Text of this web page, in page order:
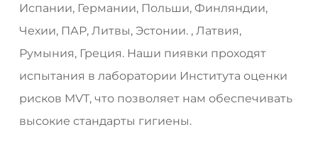
Испании, Германии, Польши, Финляндии,
Чехии, ПАР, Литвы, Эстонии. , Латвия,
Румыния, Греция. Наши пиявки проходят
испытания в лаборатории Института оценки
рисков MVT, что позволяет нам обеспечивать
высокие стандарты гигиены.